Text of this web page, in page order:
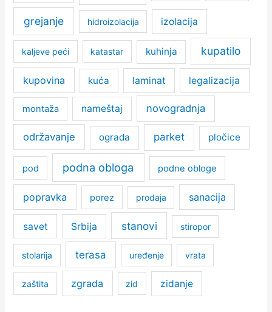
grejanje hidroizolacija izolacija
kaljeve peći katastar kuhinja kupatilo
kupovina kuća laminat legalizacija
montaža nameštaj novogradnja
održavanje ograda parket pločice
pod podna obloga podne obloge
popravka porez prodaja sanacija
savet Srbija stanovi stiropor
stolarija terasa uređenje vrata
zaštita zgrada zid zidanje